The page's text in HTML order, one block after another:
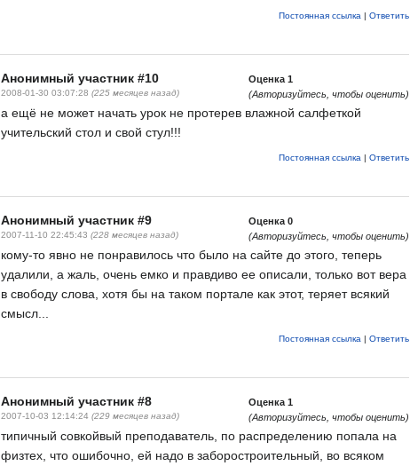
Постоянная ссылка | Ответить
Анонимный участник #10
2008-01-30 03:07:28 (225 месяцев назад)
Оценка 1
(Авторизуйтесь, чтобы оценить)
а ещё не может начать урок не протерев влажной салфеткой
учительский стол и свой стул!!!
Постоянная ссылка | Ответить
Анонимный участник #9
2007-11-10 22:45:43 (228 месяцев назад)
Оценка 0
(Авторизуйтесь, чтобы оценить)
кому-то явно не понравилось что было на сайте до этого, теперь
удалили, а жаль, очень емко и правдиво ее описали, только вот вера
в свободу слова, хотя бы на таком портале как этот, теряет всякий
смысл...
Постоянная ссылка | Ответить
Анонимный участник #8
2007-10-03 12:14:24 (229 месяцев назад)
Оценка 1
(Авторизуйтесь, чтобы оценить)
типичный совкойвый преподаватель, по распределению попала на
физтех, что ошибочно, ей надо в заборостроительный, во всяком